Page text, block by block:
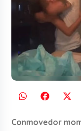
Conmovedor